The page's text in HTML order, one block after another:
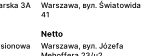
3A
Warszawa, вул. Światowida
41
Netto
Warszawa, вул. Józefa